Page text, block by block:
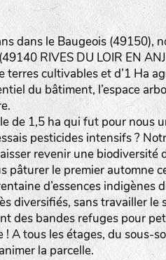
dans le Baugeois (49150),
RIVES DU LOIR EN
terres cultivables et d’1 Ha
du bâtiment, l’espace
de 1,5 ha qui fut pour nous
pesticides intensifs ?
revenir une biodiversité
pâturer le premier automne
d’essences indigènes
diversifiés, sans travailler le
des bandes refuges pour
A tous les étages, du sous-
la parcelle.